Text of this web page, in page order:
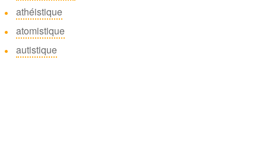
athéistique
atomistique
autistique